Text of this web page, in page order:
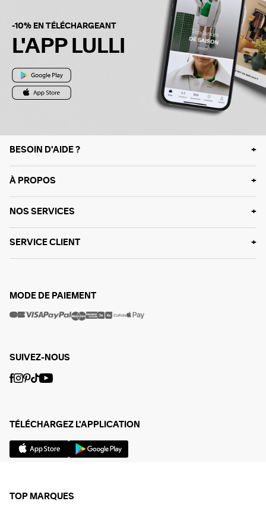
-10% EN TÉLÉCHARGEANT
L'APP LULLI
BESOIN D'AIDE ?
À PROPOS
NOS SERVICES
SERVICE CLIENT
MODE DE PAIEMENT
SUIVEZ-NOUS
TÉLÉCHARGEZ L'APPLICATION
TOP MARQUES